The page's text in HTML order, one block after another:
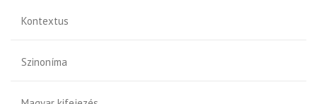
Kontextus
Szinoníma